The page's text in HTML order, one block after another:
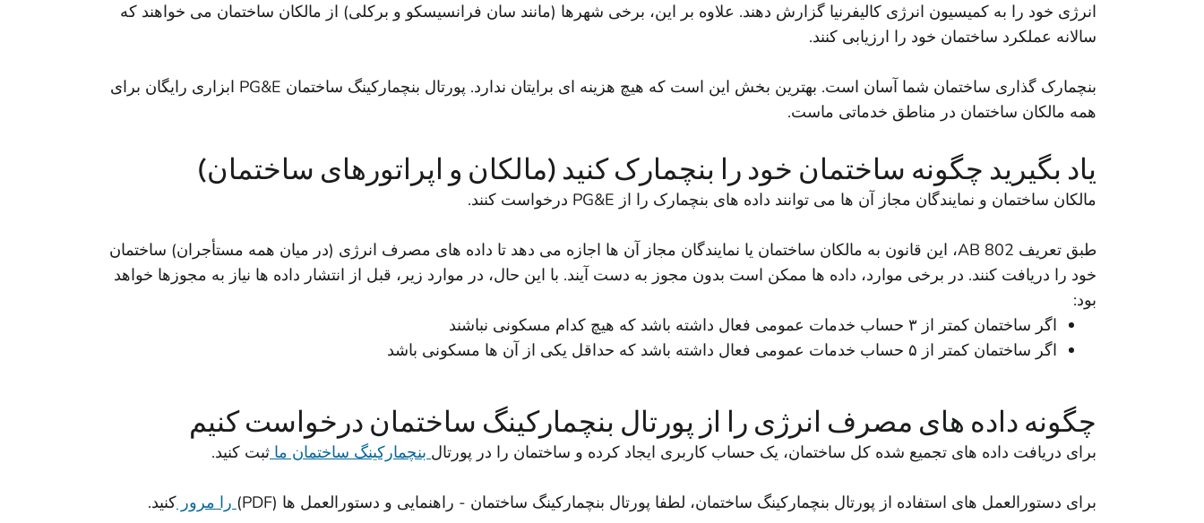
انرژی خود را به کمیسیون انرژی کالیفرنیا گزارش دهند. علاوه بر این، برخی شهرها (مانند سان فرانسیسکو و برکلی) از مالکان ساختمان می خواهند که
سالانه عملکرد ساختمان خود را ارزیابی کنند.
بنچمارک گذاری ساختمان شما آسان است. بهترین بخش این است که هیچ هزینه ای برایتان ندارد. پورتال بنچمارکینگ ساختمان PG&E ابزاری رایگان برای
همه مالکان ساختمان در مناطق خدماتی ماست.
یاد بگیرید چگونه ساختمان خود را بنچمارک کنید (مالکان و اپراتورهای ساختمان)
مالکان ساختمان و نمایندگان مجاز آن ها می توانند داده های بنچمارک را از PG&E درخواست کنند.
طبق تعریف AB 802، این قانون به مالکان ساختمان یا نمایندگان مجاز آن ها اجازه می دهد تا داده های مصرف انرژی (در میان همه مستأجران) ساختمان
خود را دریافت کنند. در برخی موارد، داده ها ممکن است بدون مجوز به دست آیند. با این حال، در موارد زیر، قبل از انتشار داده ها نیاز به مجوزها خواهد
بود:
اگر ساختمان کمتر از ۳ حساب خدمات عمومی فعال داشته باشد که هیچ کدام مسکونی نباشند
اگر ساختمان کمتر از ۵ حساب خدمات عمومی فعال داشته باشد که حداقل یکی از آن ها مسکونی باشد
چگونه داده های مصرف انرژی را از پورتال بنچمارکینگ ساختمان درخواست کنیم
برای دریافت داده های تجمیع شده کل ساختمان، یک حساب کاربری ایجاد کرده و ساختمان را در پورتال بنچمارکینگ ساختمان ما ثبت کنید.
برای دستورالعمل های استفاده از پورتال بنچمارکینگ ساختمان، لطفا پورتال بنچمارکینگ ساختمان - راهنمایی و دستورالعمل ها (PDF) را مرور کنید.